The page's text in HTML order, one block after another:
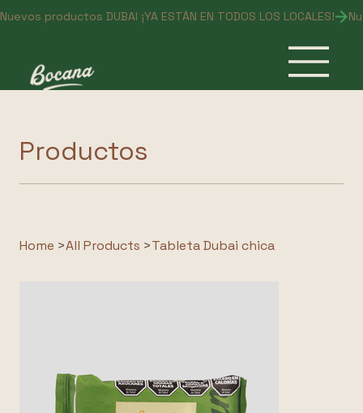
Nuevos productos DUBAI ¡YA ESTÁN EN TODOS LOS LOCALES!
Productos
Home >All Products >Tableta Dubai chica